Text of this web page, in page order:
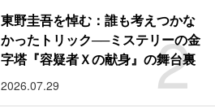
2
東野圭吾を悼む：誰も考えつかな
かったトリック──ミステリーの金
字塔『容疑者Ｘの献身』の舞台裏
2026.07.29